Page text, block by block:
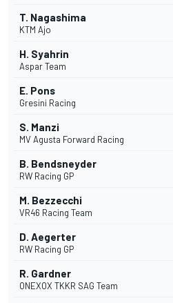
T. Nagashima
KTM Ajo
H. Syahrin
Aspar Team
E. Pons
Gresini Racing
S. Manzi
MV Agusta Forward Racing
B. Bendsneyder
RW Racing GP
M. Bezzecchi
VR46 Racing Team
D. Aegerter
RW Racing GP
R. Gardner
ONEXOX TKKR SAG Team